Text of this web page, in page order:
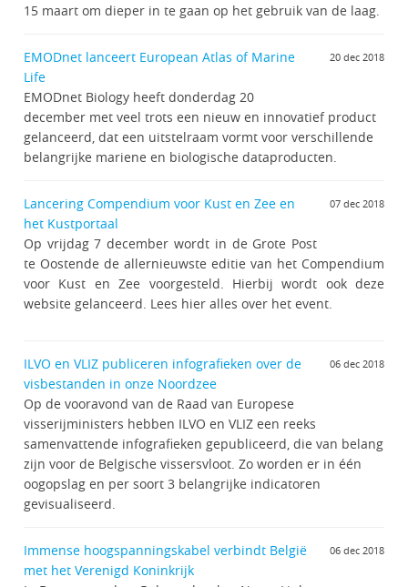
15 maart om dieper in te gaan op het gebruik van de laag.
20 dec 2018
EMODnet lanceert European Atlas of Marine
Life
EMODnet Biology heeft donderdag 20
december met veel trots een nieuw en innovatief product
gelanceerd, dat een uitstelraam vormt voor verschillende
belangrijke mariene en biologische dataproducten.
07 dec 2018
Lancering Compendium voor Kust en Zee en
het Kustportaal
Op vrijdag 7 december wordt in de Grote Post
te Oostende de allernieuwste editie van het Compendium
voor Kust en Zee voorgesteld. Hierbij wordt ook deze
website gelanceerd. Lees hier alles over het event.
06 dec 2018
ILVO en VLIZ publiceren infografieken over de
visbestanden in onze Noordzee
Op de vooravond van de Raad van Europese
visserijministers hebben ILVO en VLIZ een reeks
samenvattende infografieken gepubliceerd, die van belang
zijn voor de Belgische vissersvloot. Zo worden er in één
oogopslag en per soort 3 belangrijke indicatoren
gevisualiseerd.
06 dec 2018
Immense hoogspanningskabel verbindt België
met het Verenigd Koninkrijk